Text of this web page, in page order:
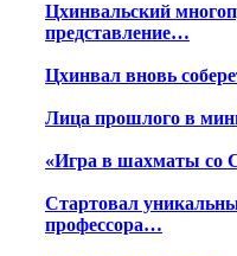
Цхинвальский
представление…
Цхинвал вновь
Лица прошлого в
«Игра в шахматы со
Стартовал
профессора…